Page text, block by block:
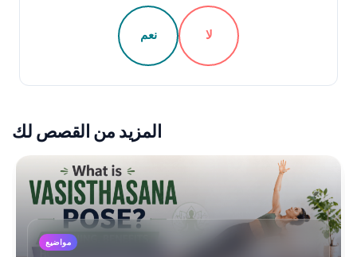
نعم لا
المزيد من القصص لك
مواضيع